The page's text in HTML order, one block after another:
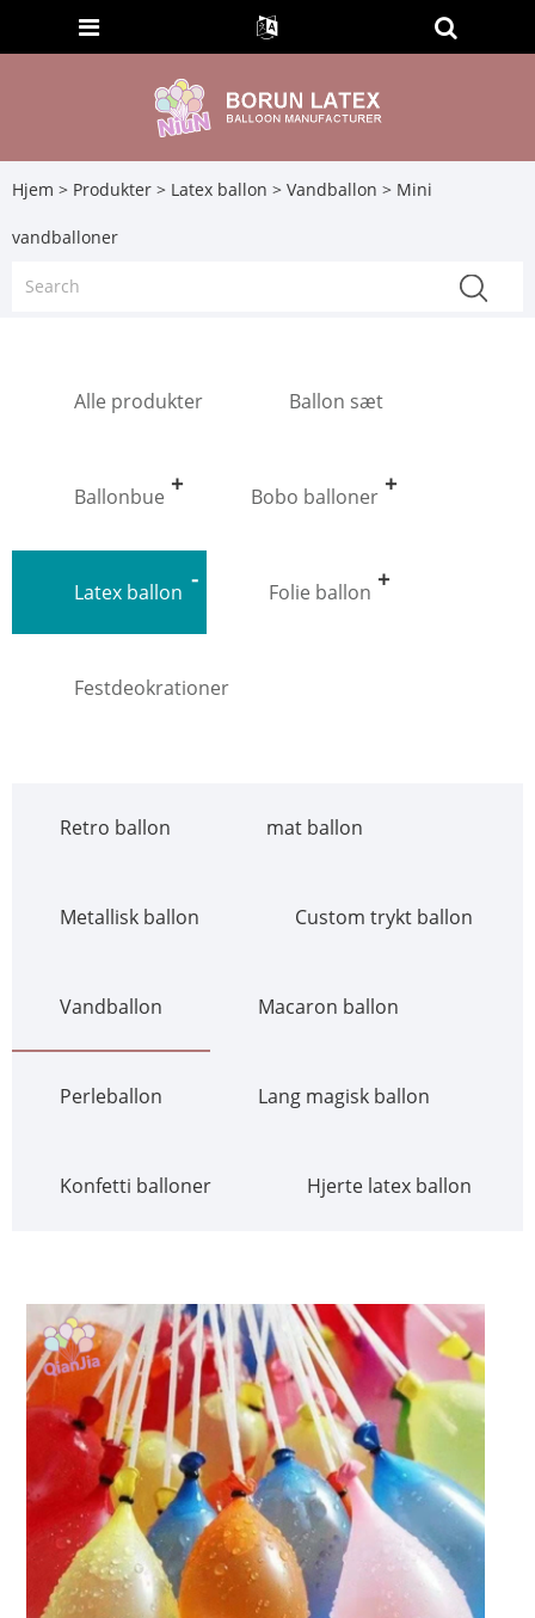
Hjem > Produkter > Latex ballon > Vandballon > Mini
vandballoner
Alle produkter Ballon sæt
Ballonbue Bobo balloner
Latex ballon Folie ballon
Festdeokrationer
Retro ballon mat ballon
Metallisk ballon Custom trykt ballon
Vandballon Macaron ballon
Perleballon Lang magisk ballon
Konfetti balloner Hjerte latex ballon